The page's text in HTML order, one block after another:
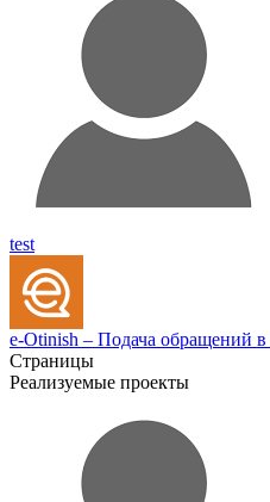
test
e-Otinish – Подача обращений
Страницы
Реализуемые проекты